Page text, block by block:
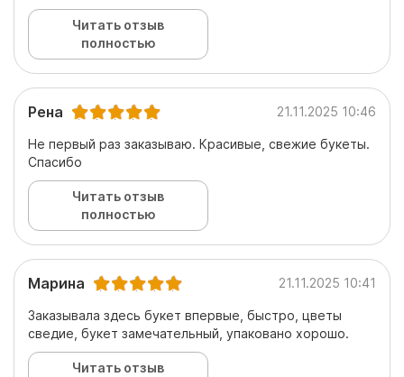
Читать отзыв
полностью
Рена 21.11.2025 10:46
Не первый раз заказываю. Красивые, свежие букеты.
Спасибо
Читать отзыв
полностью
Марина 21.11.2025 10:41
Заказывала здесь букет впервые, быстро, цветы
сведие, букет замечательный, упаковано хорошо.
Читать отзыв